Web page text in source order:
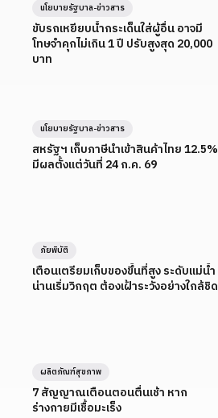
ขับรถเหยียบน้ำกระเด็นใส่ผู้อื่น อาจมี
โทษจำคุกไม่เกิน 1 ปี ปรับสูงสุด 20,000
บาท
นโยบายรัฐบาล-ข่าวสาร
สหรัฐฯ เก็บภาษีนำเข้าสินค้าไทย 12.5%
มีผลตั้งแต่วันที่ 24 ก.ค. 69
นโยบายรัฐบาล-ข่าวสาร
เตือนเตรียมเก็บของขึ้นที่สูง ระดับแม่น้ำ
น่านเริ่มวิกฤต ต้องเฝ้าระวังอย่างใกล้ชิด
ภัยพิบัติ
7 สัญญาณเตือนตอนตื่นเช้า หาก
ร่างกายมีเชื้อมะเร็ง
ผลิตภัณฑ์สุขภาพ